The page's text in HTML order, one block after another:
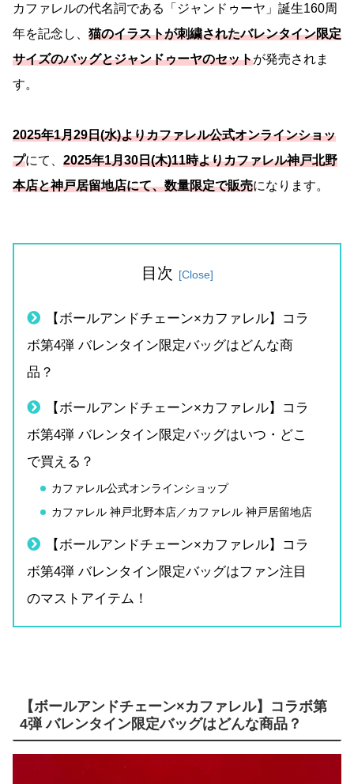
カファレルの代名詞である「ジャンドゥーヤ」誕生160周
年を記念し、 猫のイラストが刺繍されたバレンタイン限定
サイズのバッグとジャンドゥーヤのセットが発売されま
す。
2025年1月29日(水)よりカファレル公式オンラインショッ
プにて、 2025年1月30日(木)11時よりカファレル神戸北野
本店と神戸居留地店にて、数量限定で販売になります。
目次
【ボールアンドチェーン×カファレル】コラ
ボ第4弾 バレンタイン限定バッグはどんな商
品？
【ボールアンドチェーン×カファレル】コラ
ボ第4弾 バレンタイン限定バッグはいつ・どこ
で買える？
カファレル公式オンラインショップ
カファレル 神戸北野本店／カファレル 神戸居留地店
【ボールアンドチェーン×カファレル】コラ
ボ第4弾 バレンタイン限定バッグはファン注目
のマストアイテム！
【ボールアンドチェーン×カファレル】コラボ第
4弾 バレンタイン限定バッグはどんな商品？